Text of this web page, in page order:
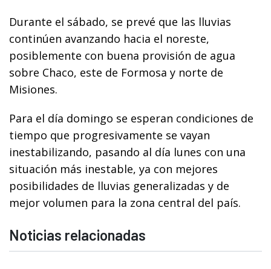
Durante el sábado, se prevé que las lluvias
continúen avanzando hacia el noreste,
posiblemente con buena provisión de agua
sobre Chaco, este de Formosa y norte de
Misiones.
Para el día domingo se esperan condiciones de
tiempo que progresivamente se vayan
inestabilizando, pasando al día lunes con una
situación más inestable, ya con mejores
posibilidades de lluvias generalizadas y de
mejor volumen para la zona central del país.
Noticias relacionadas